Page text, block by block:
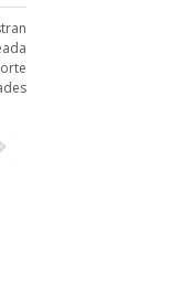
"Nos ofrecieron un
precio competitivo"
FEDERICO SARDINA
Clínica de Ojos Montevideo